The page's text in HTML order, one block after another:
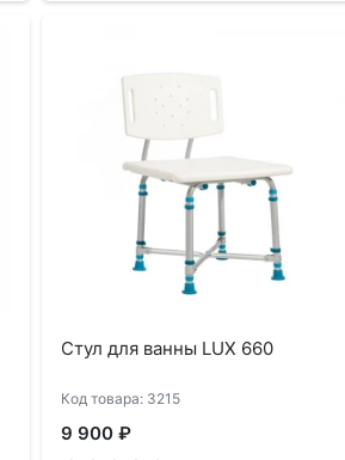
Стул для ванны LUX 660
Код товара: 3215
9 900 ₽